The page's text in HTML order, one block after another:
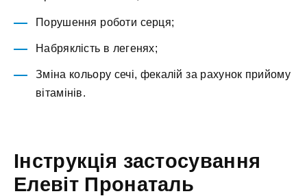
Порушення роботи серця;
Набряклість в легенях;
Зміна кольору сечі, фекалій за рахунок прийому
вітамінів.
Інструкція застосування
Елевіт Пронаталь